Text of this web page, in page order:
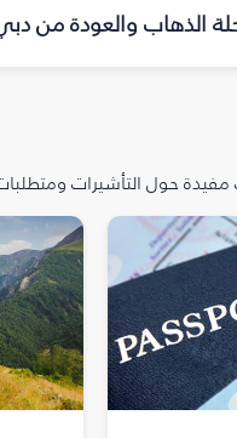
الذهاب والعودة من
حول التأشيرات